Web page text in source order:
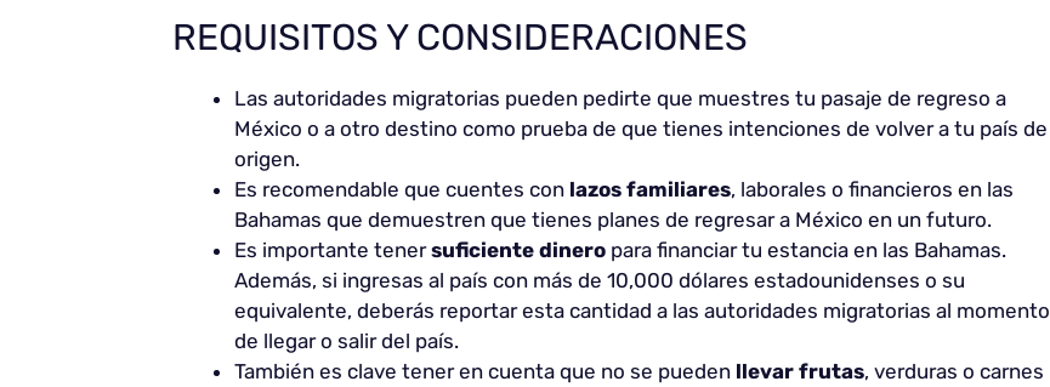
REQUISITOS Y CONSIDERACIONES
Las autoridades migratorias pueden pedirte que muestres tu pasaje de regreso a
México o a otro destino como prueba de que tienes intenciones de volver a tu país de
origen.
Es recomendable que cuentes con lazos familiares, laborales o financieros en las
Bahamas que demuestren que tienes planes de regresar a México en un futuro.
Es importante tenersuficiente dinero para financiar tu estancia en las Bahamas.
Además, si ingresas al país con más de 10,000 dólares estadounidenses o su
equivalente, deberás reportar esta cantidad a las autoridades migratorias al momento
de llegar o salir del país.
También es clave tener en cuenta que no se pueden llevar frutas, verduras o carnes